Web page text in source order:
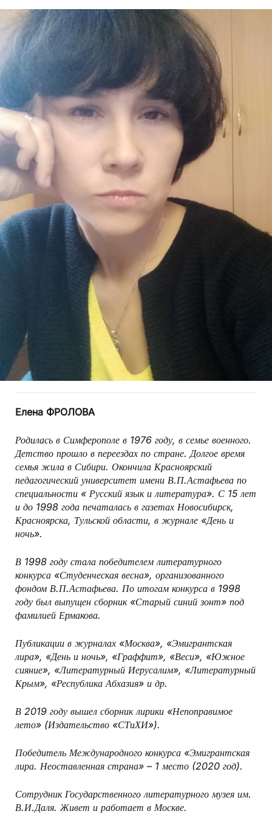
Елена ФРОЛОВА
Родилась в Симферополе в 1976 году, в семье военного.
Детство прошло в переездах по стране. Долгое время
семья жила в Сибири. Окончила Красноярский
педагогический университет имени В.П.Астафьева по
специальности « Русский язык и литература». С 15 лет
и до 1998 года печаталась в газетах Новосибирск,
Красноярска, Тульской области, в журнале «День и
ночь».
В 1998 году стала победителем литературного
конкурса «Студенческая весна», организованного
фондом В.П.Астафьева. По итогам конкурса в 1998
году был выпущен сборник «Старый синий зонт» под
фамилией Ермакова.
Публикации в журналах «Москва», «Эмигрантская
лира», «День и ночь», «Граффит», «Веси», «Южное
сияние», «Литературный Иерусалим», «Литературный
Крым», «Республика Абхазия» и др.
В 2019 году вышел сборник лирики «Непоправимое
лето» (Издательство «СТиХИ»).
Победитель Международного конкурса «Эмигрантская
лира. Неоставленная страна» – 1 место (2020 год).
Сотрудник Государственного литературного музея им.
В.И.Даля. Живет и работает в Москве.